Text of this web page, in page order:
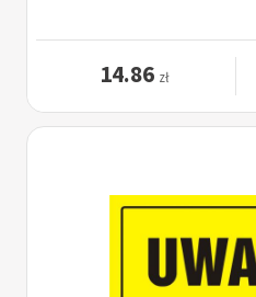
14.86 zł